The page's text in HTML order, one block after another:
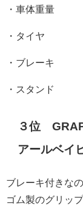
・車体重量
・タイヤ
・ブレーキ
・スタンド
３位
アールベイ
ブレーキ付きな
ゴム製のグリッ